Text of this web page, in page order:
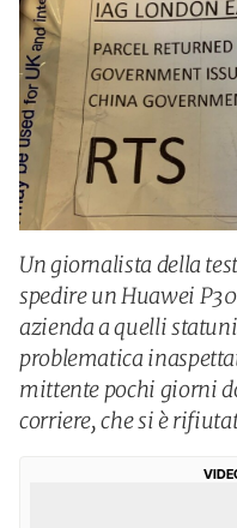
Un giornalista della
spedire un Huawei
azienda a quelli
problematica
mittente pochi giorni
corriere, che si è